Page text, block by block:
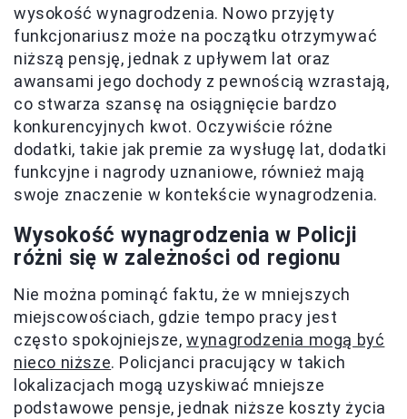
wysokość wynagrodzenia. Nowo przyjęty
funkcjonariusz może na początku otrzymywać
niższą pensję, jednak z upływem lat oraz
awansami jego dochody z pewnością wzrastają,
co stwarza szansę na osiągnięcie bardzo
konkurencyjnych kwot. Oczywiście różne
dodatki, takie jak premie za wysługę lat, dodatki
funkcyjne i nagrody uznaniowe, również mają
swoje znaczenie w kontekście wynagrodzenia.
Wysokość wynagrodzenia w Policji
różni się w zależności od regionu
Nie można pominąć faktu, że w mniejszych
miejscowościach, gdzie tempo pracy jest
często spokojniejsze,wynagrodzenia mogą być
nieco niższe. Policjanci pracujący w takich
lokalizacjach mogą uzyskiwać mniejsze
podstawowe pensje, jednak niższe koszty życia